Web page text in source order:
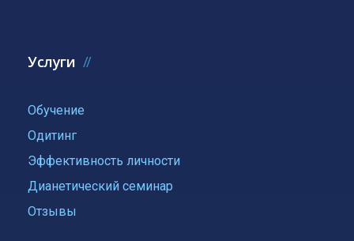
Услуги
Обучение
Одитинг
Эффективность личности
Дианетический семинар
Отзывы